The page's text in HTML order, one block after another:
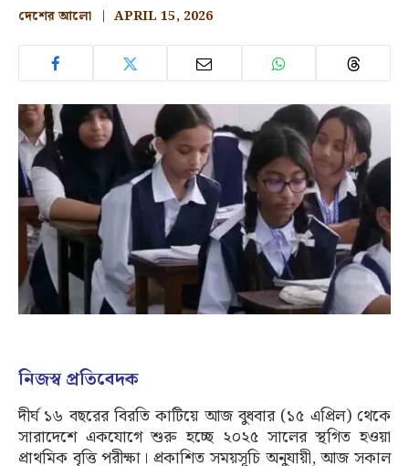
দেশের আলো APRIL 15, 2026
নিজস্ব প্রতিবেদক
দীর্ঘ ১৬ বছরের বিরতি কাটিয়ে আজ বুধবার (১৫ এপ্রিল) থেকে
সারাদেশে একযোগে শুরু হচ্ছে ২০২৫ সালের স্থগিত হওয়া
প্রাথমিক বৃত্তি পরীক্ষা। প্রকাশিত সময়সূচি অনুযায়ী, আজ সকাল